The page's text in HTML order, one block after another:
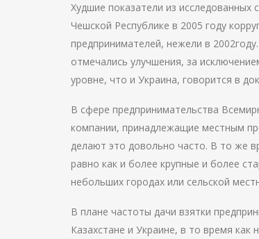
Худшие показатели из
Чешской Республике в 2005 году
предпринимателей, нежели в
отмечались улучшения, за
уровне, что и Украина, говорится в
В сфере предпринимательства
компании, принадлежащие местным
делают это довольно часто. В то же
равно как и более крупные и более
небольших городах или сельской
В плане частоты дачи взятки
Казахстане и Украине, в то время как